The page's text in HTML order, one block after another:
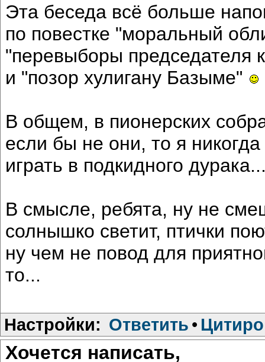
Эта беседа всё больше
по повестке "моральный
"перевыборы председателя
и "позор хулигану Базыме"
В общем, в пионерских
если бы не они, то я
играть в подкидного
В смысле, ребята, ну не
солнышко светит, птички
ну чем не повод для
то...
Настройки: Ответить •
Хочется написать,